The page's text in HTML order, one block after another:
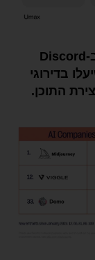
6. במקרים רבים, תנועת משתמשים ב-Discord
בדירוגי
התוכן.